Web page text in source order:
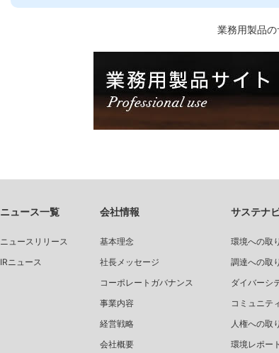
業務用製品
ニュース一覧
ニュースリリース
IRニュース
会社情報
基本理念
社長メッセージ
コーポレートガバナンス
事業内容
経営戦略
会社概要
サステナ
環境への取
調達への取
ダイバーシ
コミュニテ
人権への取
環境レポート